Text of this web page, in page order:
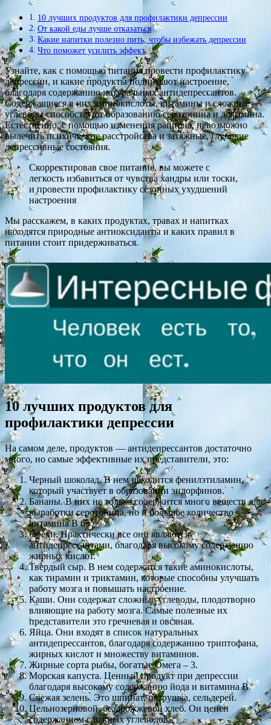
10 лучших продуктов для профилактики депрессии
От какой еды лучше отказаться
Какие напитки полезно пить, чтобы избежать депрессии
Что поможет усилить эффект
Узнайте, как с помощью питания провести профилактику
депрессии, и какие продукты поднимают настроение,
благодаря содержанию натуральных антидепрессантов.
Содержащиеся в них аминокислоты, витамины и сложные
углеводы способствуют образованию серотонина и дофамина.
Естественно, с помощью изменения рациона, невозможно
вылечить психические расстройства и затяжные, глубокие
депрессивные состояния.
Скорректировав свое питание, вы можете с
легкость избавиться от чувства хандры или тоски,
и провести профилактику сезонных ухудшений
настроения
Мы расскажем, в каких продуктах, травах и напитках
находятся природные антиоксиданты и каких правил в
питании стоит придерживаться.
10 лучших продуктов для
профилактики депрессии
На самом деле, продуктов — антидепрессантов достаточно
много, но самые эффективные их представители, это:
Черный шоколад. В нем находится фенилэтиламин,
который участвует в образовании эндорфинов.
Бананы. В них не только содержится много веществ для
выработки серотонина, но и большое количество
витамина В 6.
Орехи. Практически все они являются
антидепрессантами, благодаря высокому содержанию
жирных кислот.
Твердый сыр. В нем содержатся такие аминокислоты,
как тирамин и триктамин, которые способны улучшать
работу мозга и повышать настроение.
Каши. Они содержат сложные углеводы, плодотворно
влияющие на работу мозга. Самые полезные их
представители это гречневая и овсяная.
Яйца. Они входят в список натуральных
антидепрессантов, благодаря содержанию триптофана,
жирных кислот и множеству витаминов.
Жирные сорта рыбы, богатые Омега – 3.
Морская капуста. Ценный продукт при депрессии
благодаря высокому содержанию йода и витамина В.
Свежая зелень. Это шпинат, петрушка, сельдерей.
Цельнозерновой, бездрожжевой хлеб. Он ценен
содержанием сложных углеводов.